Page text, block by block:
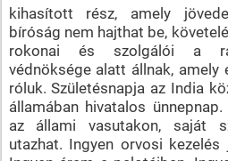
kihasított rész, amely
bíróság nem hajthat be,
rokonai és szolgálói a
védnöksége alatt állnak,
róluk. Születésnapja az India
államában hivatalos
az állami vasutakon, saját
utazhat. Ingyen orvosi